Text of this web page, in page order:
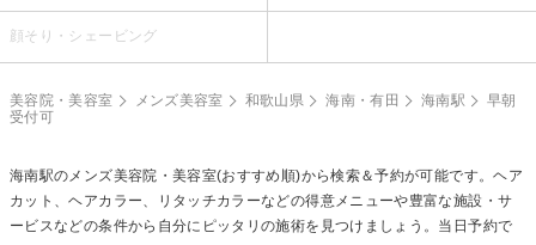
顔そり・シェービング
美容院・美容室 メンズ美容室 和歌山県 海南・有田 海南駅
早朝
受付可
海南駅のメンズ美容院・美容室(おすすめ順)から検索＆予約が可能です。ヘア
カット、ヘアカラー、リタッチカラーなどの得意メニューや豊富な施設・サ
ービスなどの条件から自分にピッタリの施術を見つけましょう。当日予約で